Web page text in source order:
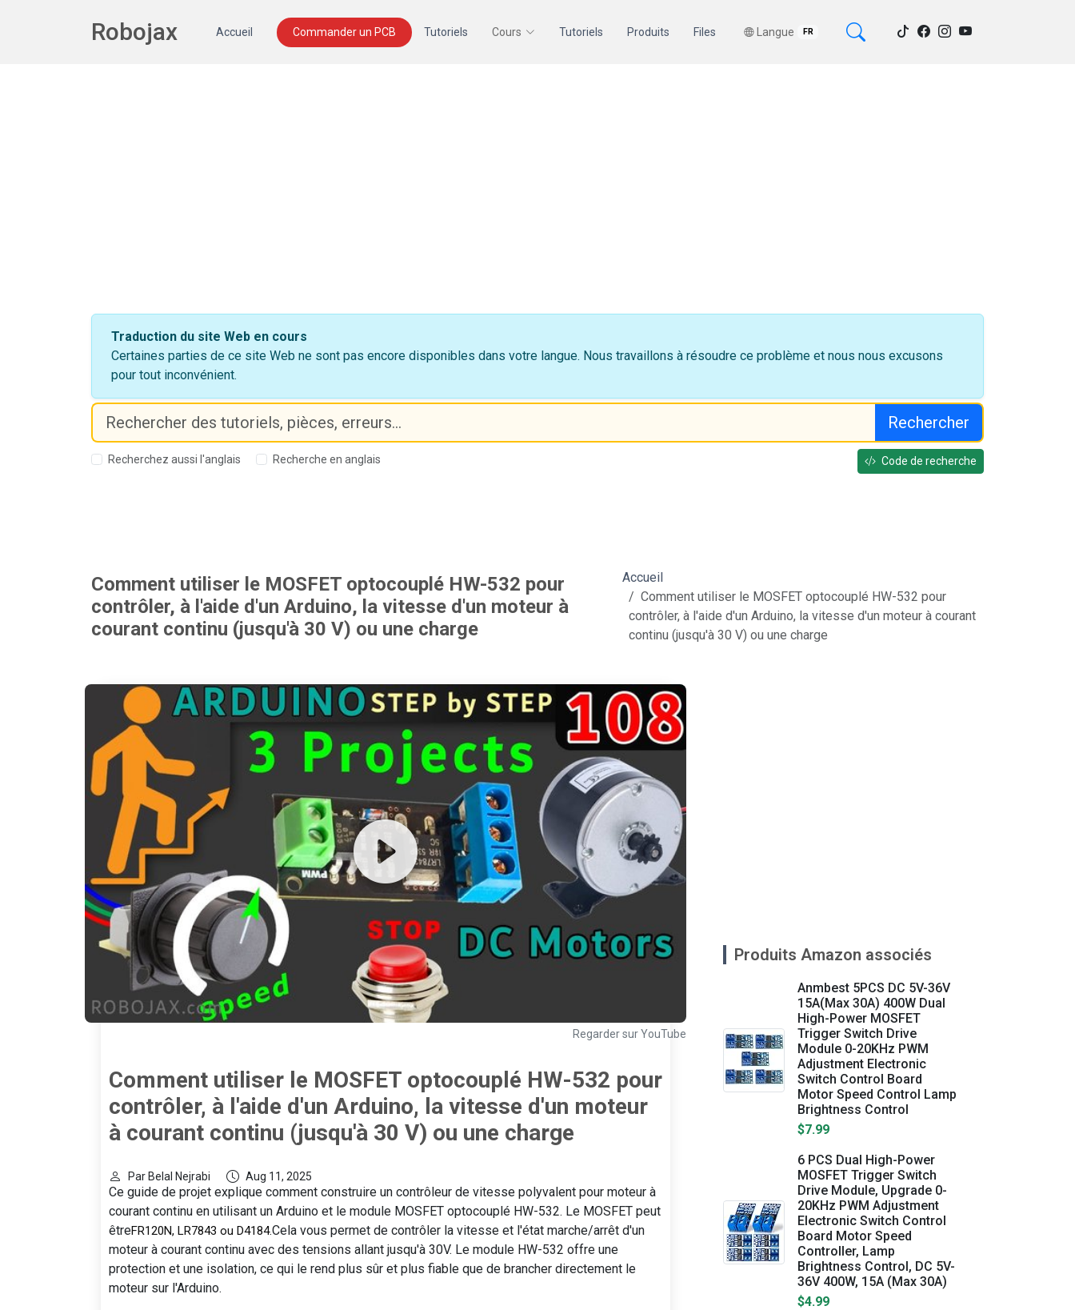
Robojax Accueil Commander un PCB Tutoriels Cours Tutoriels Produits Files Langue FR
Traduction du site Web en cours
Certaines parties de ce site Web ne sont pas encore disponibles dans votre langue. Nous travaillons à résoudre ce problème et nous nous excusons
pour tout inconvénient.
Rechercher
Recherchez aussi l'anglais Recherche en anglais Code de recherche
Comment utiliser le MOSFET optocouplé HW-532 pour
contrôler, à l'aide d'un Arduino, la vitesse d'un moteur à
courant continu (jusqu'à 30 V) ou une charge
Accueil
Comment utiliser le MOSFET optocouplé HW-532 pour
contrôler, à l'aide d'un Arduino, la vitesse d'un moteur à courant
continu (jusqu'à 30 V) ou une charge
Regarder sur YouTube
Comment utiliser le MOSFET optocouplé HW-532 pour
contrôler, à l'aide d'un Arduino, la vitesse d'un moteur
à courant continu (jusqu'à 30 V) ou une charge
Par Belal Nejrabi Aug 11, 2025
Ce guide de projet explique comment construire un contrôleur de vitesse polyvalent pour moteur à
courant continu en utilisant un Arduino et le module MOSFET optocouplé HW-532. Le MOSFET peut
êtreFR120N, LR7843 ou D4184.Cela vous permet de contrôler la vitesse et l'état marche/arrêt d'un
moteur à courant continu avec des tensions allant jusqu'à 30V. Le module HW-532 offre une
protection et une isolation, ce qui le rend plus sûr et plus fiable que de brancher directement le
moteur sur l'Arduino.
Produits Amazon associés
Anmbest 5PCS DC 5V-36V
15A(Max 30A) 400W Dual
High-Power MOSFET
Trigger Switch Drive
Module 0-20KHz PWM
Adjustment Electronic
Switch Control Board
Motor Speed Control Lamp
Brightness Control
$7.99
6 PCS Dual High-Power
MOSFET Trigger Switch
Drive Module, Upgrade 0-
20KHz PWM Adjustment
Electronic Switch Control
Board Motor Speed
Controller, Lamp
Brightness Control, DC 5V-
36V 400W, 15A (Max 30A)
$4.99